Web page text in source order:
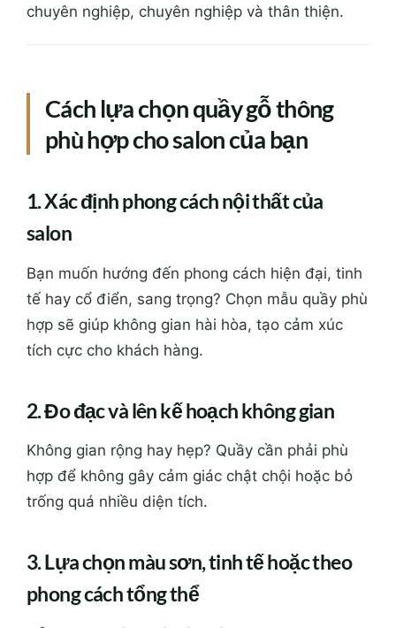
chuyên nghiệp, chuyên nghiệp và thân thiện.
Cách lựa chọn quầy gỗ thông
phù hợp cho salon của bạn
1. Xác định phong cách nội thất của
salon
Bạn muốn hướng đến phong cách hiện đại, tinh
tế hay cổ điển, sang trọng? Chọn mẫu quầy phù
hợp sẽ giúp không gian hài hòa, tạo cảm xúc
tích cực cho khách hàng.
2. Đo đạc và lên kế hoạch không gian
Không gian rộng hay hẹp? Quầy cần phải phù
hợp để không gây cảm giác chật chội hoặc bỏ
trống quá nhiều diện tích.
3. Lựa chọn màu sơn, tinh tế hoặc theo
phong cách tổng thể